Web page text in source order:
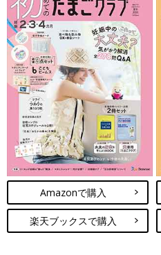
Amazonで購入
楽天ブックスで購入